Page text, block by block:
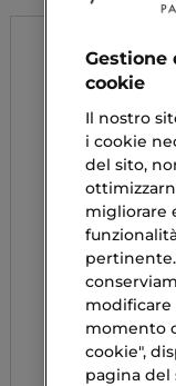
Gestione
cookie
Il nostro
i cookie
del sito,
migliorare
modificare
momento
cookie",
pagina del